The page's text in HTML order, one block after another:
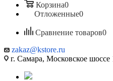
Корзина0
Отложенные0
Сравнение товаров0
zakaz@kstore.ru
г. Самара, Московское